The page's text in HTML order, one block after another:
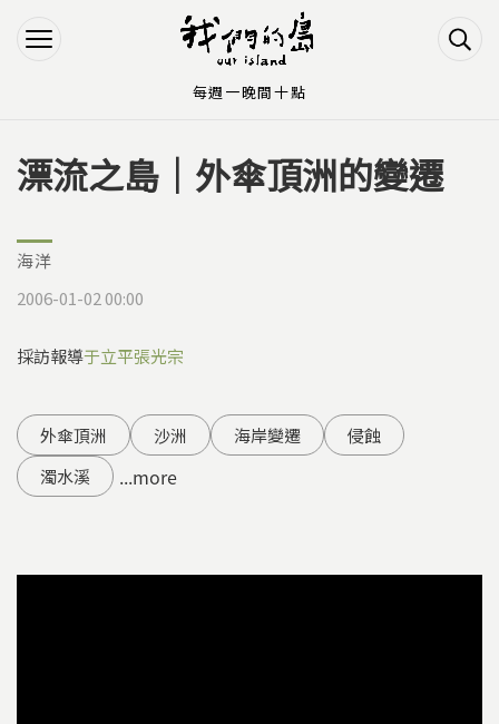
Jump to Navigation
Jump to Main content
您在這裡
漂流之島｜外傘頂洲的變遷
海洋
2006-01-02 00:00
採訪報導于立平張光宗
外傘頂洲 沙洲 海岸變遷
侵蝕
濁水溪
...more
每週一晚間十點